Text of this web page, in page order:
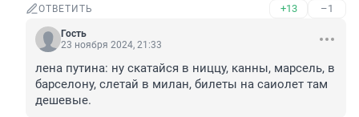
ОТВЕТИТЬ +13 –1
Гость
23 ноября 2024, 21:33
лена путина: ну скатайся в ниццу, канны, марсель, в
барселону, слетай в милан, билеты на саиолет там
дешевые.